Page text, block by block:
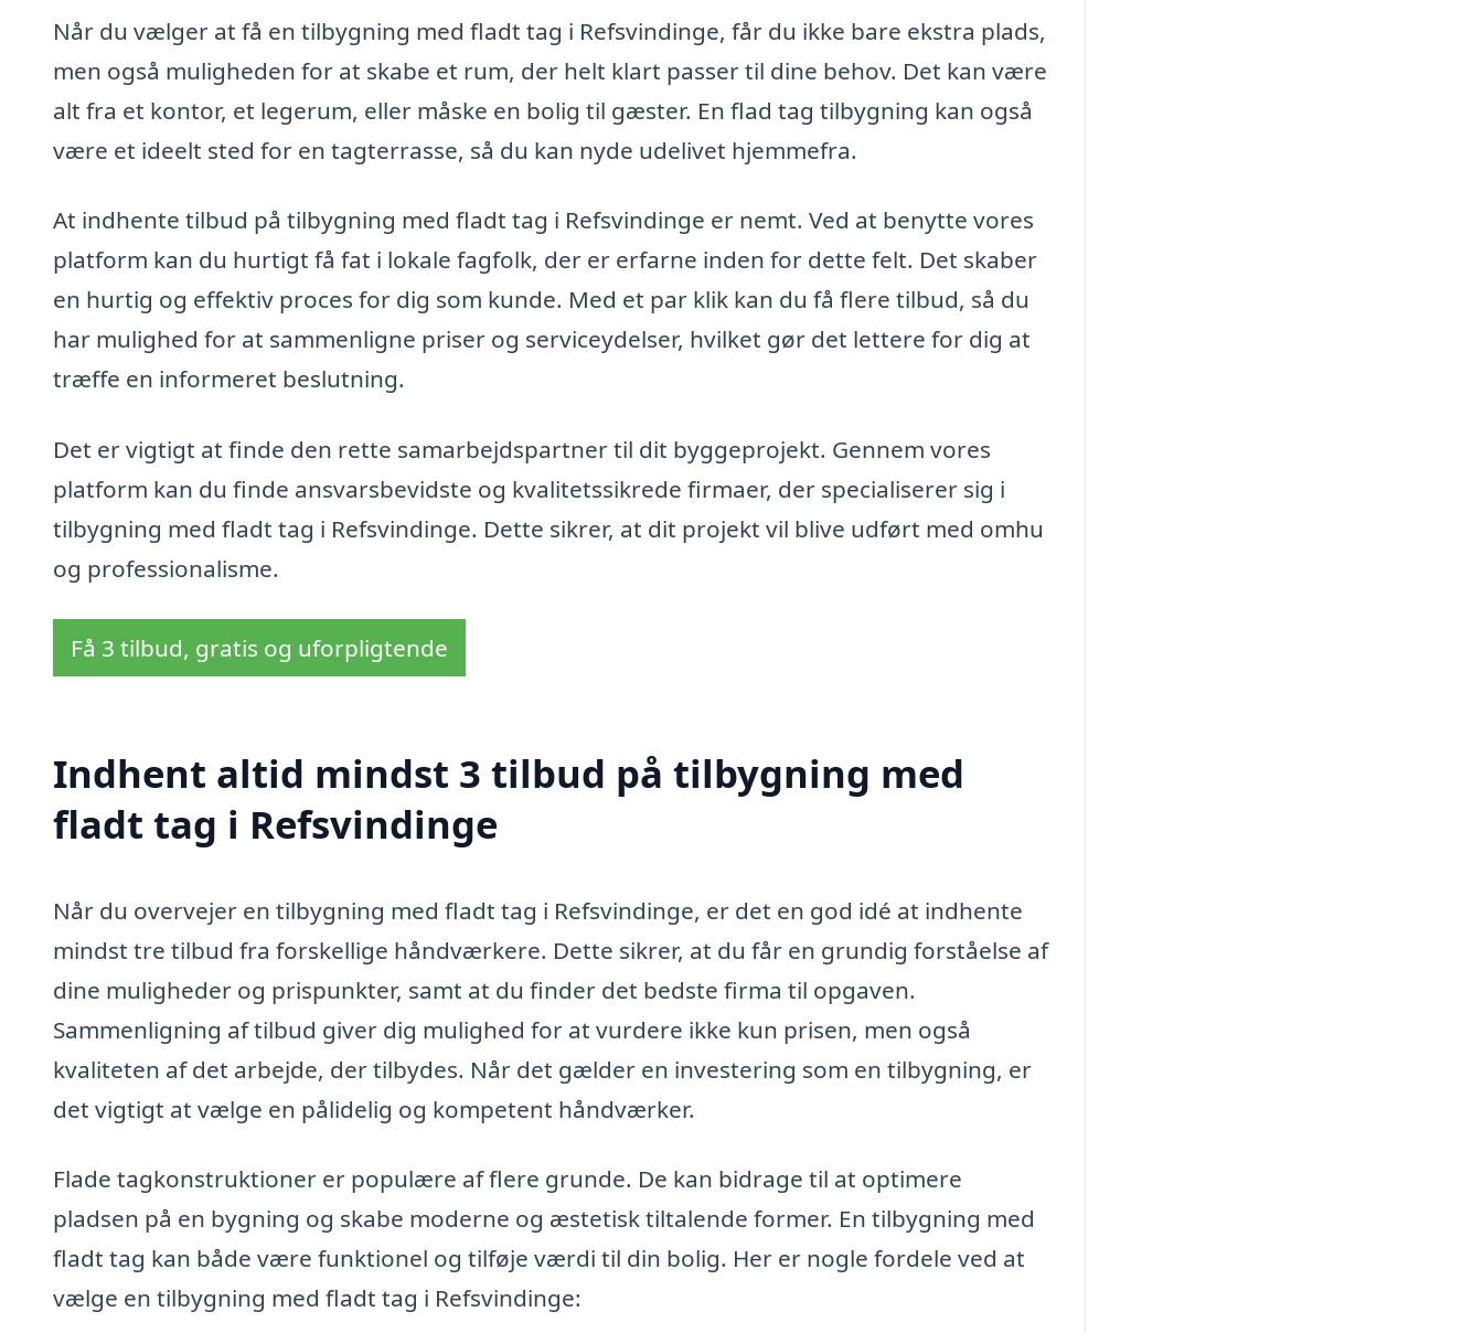
Når du vælger at få en tilbygning med fladt tag i Refsvindinge, får du ikke bare ekstra plads,
men også muligheden for at skabe et rum, der helt klart passer til dine behov. Det kan være
alt fra et kontor, et legerum, eller måske en bolig til gæster. En flad tag tilbygning kan også
være et ideelt sted for en tagterrasse, så du kan nyde udelivet hjemmefra.
At indhente tilbud på tilbygning med fladt tag i Refsvindinge er nemt. Ved at benytte vores
platform kan du hurtigt få fat i lokale fagfolk, der er erfarne inden for dette felt. Det skaber
en hurtig og effektiv proces for dig som kunde. Med et par klik kan du få flere tilbud, så du
har mulighed for at sammenligne priser og serviceydelser, hvilket gør det lettere for dig at
træffe en informeret beslutning.
Det er vigtigt at finde den rette samarbejdspartner til dit byggeprojekt. Gennem vores
platform kan du finde ansvarsbevidste og kvalitetssikrede firmaer, der specialiserer sig i
tilbygning med fladt tag i Refsvindinge. Dette sikrer, at dit projekt vil blive udført med omhu
og professionalisme.
Få 3 tilbud, gratis og uforpligtende
Indhent altid mindst 3 tilbud på tilbygning med
fladt tag i Refsvindinge
Når du overvejer en tilbygning med fladt tag i Refsvindinge, er det en god idé at indhente
mindst tre tilbud fra forskellige håndværkere. Dette sikrer, at du får en grundig forståelse af
dine muligheder og prispunkter, samt at du finder det bedste firma til opgaven.
Sammenligning af tilbud giver dig mulighed for at vurdere ikke kun prisen, men også
kvaliteten af det arbejde, der tilbydes. Når det gælder en investering som en tilbygning, er
det vigtigt at vælge en pålidelig og kompetent håndværker.
Flade tagkonstruktioner er populære af flere grunde. De kan bidrage til at optimere
pladsen på en bygning og skabe moderne og æstetisk tiltalende former. En tilbygning med
fladt tag kan både være funktionel og tilføje værdi til din bolig. Her er nogle fordele ved at
vælge en tilbygning med fladt tag i Refsvindinge: